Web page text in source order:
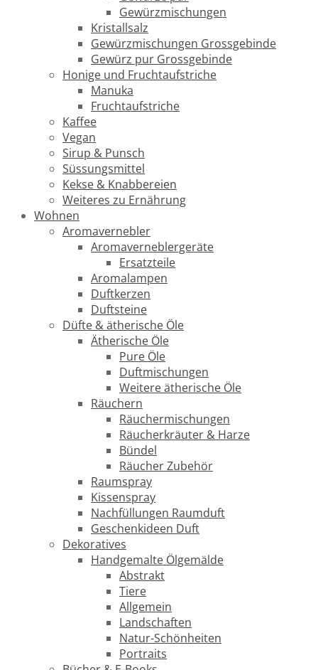
Gewürzmischungen
Kristallsalz
Gewürzmischungen Grossgebinde
Gewürz pur Grossgebinde
Honige und Fruchtaufstriche
Manuka
Fruchtaufstriche
Kaffee
Vegan
Sirup & Punsch
Süssungsmittel
Kekse & Knabbereien
Weiteres zu Ernährung
Wohnen
Aromavernebler
Aromaverneblergeräte
Ersatzteile
Aromalampen
Duftkerzen
Duftsteine
Düfte & ätherische Öle
Ätherische Öle
Pure Öle
Duftmischungen
Weitere ätherische Öle
Räuchern
Räuchermischungen
Räucherkräuter & Harze
Bündel
Räucher Zubehör
Raumspray
Kissenspray
Nachfüllungen Raumduft
Geschenkideen Duft
Dekoratives
Handgemalte Ölgemälde
Abstrakt
Tiere
Allgemein
Landschaften
Natur-Schönheiten
Portraits